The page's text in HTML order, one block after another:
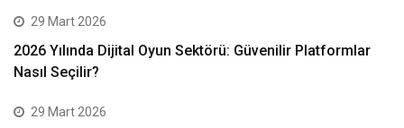
29 Mart 2026
2026 Yılında Dijital Oyun Sektörü: Güvenilir Platformlar
Nasıl Seçilir?
29 Mart 2026